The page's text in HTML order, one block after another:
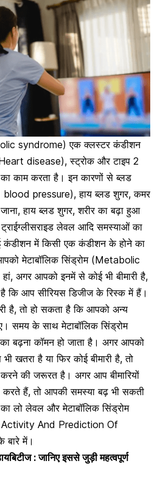
syndrome) एक क्लस्टर कंडीशन
disease), स्ट्रोक और टाइप 2
काम करता है। इन कारणों सेब्लड
blood pressure), हाय ब्लड शुगर, कमर
हाय ब्लड शुगर, शरीर का बढ़ा हुआ
लेवल आदि समस्याओं का
कंडीशन में किसी एक कंडीशन के होने का
मेटाबॉलिक सिंड्रोम (Metabolic
अगर आपको इनमें से कोई भी बीमारी है,
कि आप सीरियस डिजीज के रिस्क में हैं।
है, तो हो सकता है कि आपको अन्य
समय के साथ मेटाबॉलिक सिंड्रोम
बढ़ना कॉमन हो जाता है। अगर आपको
खतरा है या फिर कोई बीमारी है, तो
की जरूरत है। अगर आप बीमारियों
करते हैं, तो आपकी समस्या बढ़ भी सकती
का लो लेवल और मेटाबॉलिक सिंड्रोम
And Prediction Of
में।
: जानिए इससे जुड़ी महत्वपूर्ण